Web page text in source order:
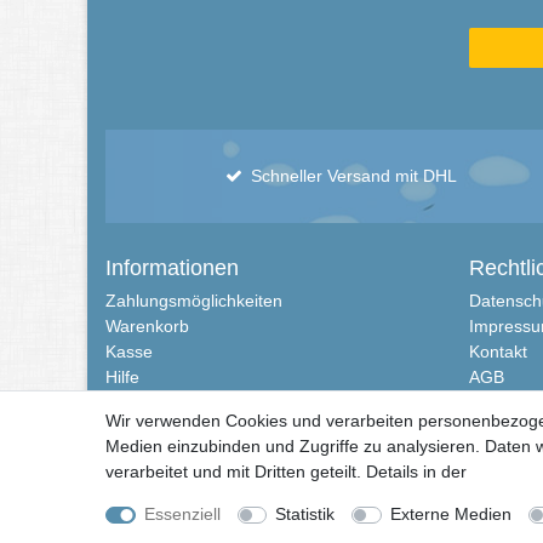
Schneller Versand mit DHL
Informationen
Zahlungsmöglichkeiten
Warenkorb
Kasse
Hilfe
Kontakt
AGB
Vertrag
Alle in den Webseiten erwähnten Geräte- und Zubehörbezeichnungen
Wir verwenden Cookies und verarbeiten
Medien einzubinden und Zugriffe zu analysieren.
verarbeitet und mit Dritten geteilt. Details in der
Essenziell Statistik Externe Medien